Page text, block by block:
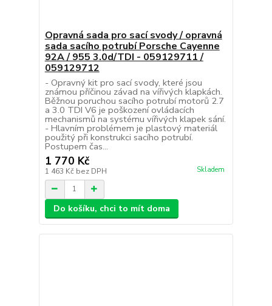
Opravná sada pro sací svody / opravná
sada sacího potrubí Porsche Cayenne
92A / 955 3.0d/TDI - 059129711 /
059129712
- Opravný kit pro sací svody, které jsou
známou příčinou závad na vířivých klapkách.
Běžnou poruchou sacího potrubí motorů 2.7
a 3.0 TDI V6 je poškození ovládacích
mechanismů na systému vířivých klapek sání.
- Hlavním problémem je plastový materiál
použitý při konstrukci sacího potrubí.
Postupem čas...
1 770 Kč
1 463 Kč bez DPH Skladem
Do košíku, chci to mít doma